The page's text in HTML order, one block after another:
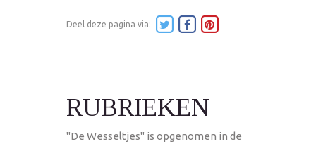
Deel deze pagina via:
RUBRIEKEN
"De Wesseltjes" is opgenomen in de